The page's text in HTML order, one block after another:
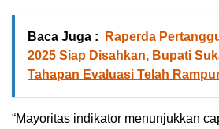
Baca Juga :
Raperda
2025 Siap Disahkan, Bupati
Tahapan Evaluasi Telah
“Mayoritas indikator menunjukkan